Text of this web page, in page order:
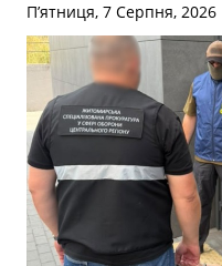
П’ятниця, 7 Серпня, 2026